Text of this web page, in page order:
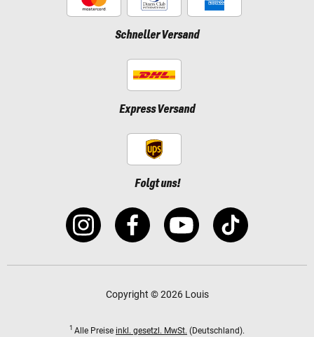
Schneller Versand
Express Versand
Folgt uns!
Copyright © 2026 Louis
1 Alle Preise inkl. gesetzl. MwSt. (Deutschland).